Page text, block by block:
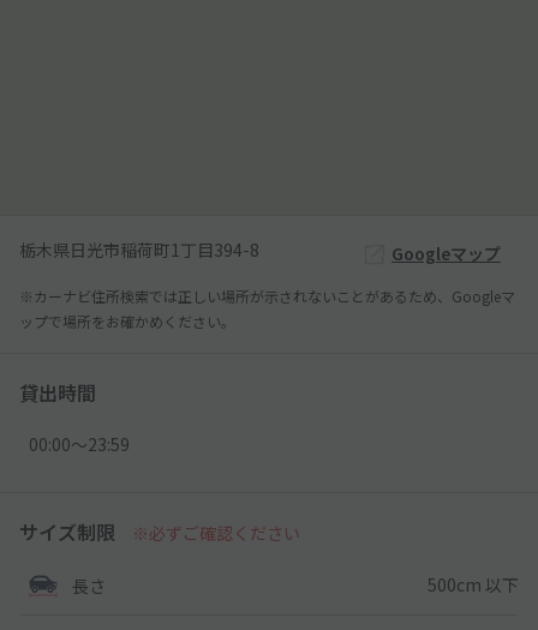
栃木県日光市稲荷町1丁目394-8 Googleマップ
※カーナビ住所検索では正しい場所が示されないことがあるため、Googleマ
ップで場所をお確かめください。
貸出時間
00:00〜23:59
サイズ制限 ※必ずご確認ください
長さ 500cm 以下